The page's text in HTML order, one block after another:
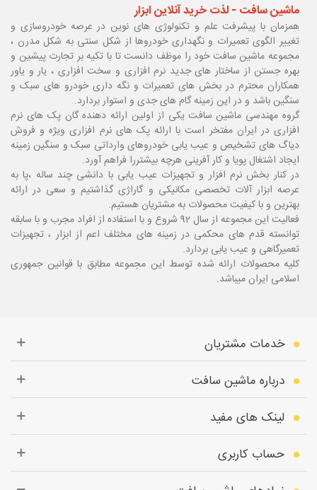
ماشین سافت - لذت خرید آنلاین ابزار
همزمان با پیشرفت علم و تکنولوژی های نوین در عرصه خودروسازی و
تغییر الگوی تعمیرات و نگهداری خودروها از شکل سنتی به شکل مدرن ،
مجموعه ماشین سافت خود را موظف دانست تا با تکیه بر تجارت پیشین و
بهره جستن از ساختار های جدید نرم افزاری و سخت افزاری ، یار و یاور
همکاران محترم در بخش های تعمیرات و نگه داری خودرو های سبک و
سنگین باشد و در این زمینه گام های جدی و استوار بردارد.
گروه مهندسی ماشین سافت یکی از اولین ارائه دهنده گان پک های نرم
افزاری در ایران مفتخر است با ارائه پک های نرم افزاری ویژه و فروش
دیاگ های تشخیص و عیب یابی خودروهای وارداتی سبک و سنگین زمینه
ایجاد اشتغال پویا و کار آفرینی هرچه بیشتررا فراهم آورد.
در کنار بخش نرم افزار و تجهیزات عیب یابی با دانشی چند ساله ،پا به
عرصه ابزار آلات تخصصی مکانیکی و گاراژی گذاشتیم و سعی در ارائه
بهترین و با کیفیت محصولات به مشتریان هستیم.
فعالیت این مجموعه از سال 92 شروع و با استفاده از افراد مجرب و با سابقه
توانسته قدم های محکمی در زمینه های مختلف اعم از ابزار ، تجهیزات
تعمیرگاهی و عیب یابی بردارد.
کلیه محصولات ارائه شده توسط این مجموعه مطابق با قوانین جمهوری
اسلامی ایران میباشد.
خدمات مشتریان
درباره ماشین سافت
لینک های مفید
حساب کاربری